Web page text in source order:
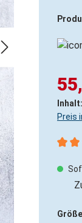
Inhalt:
Preis
Größe